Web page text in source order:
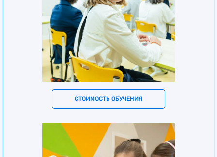
СТОИМОСТЬ ОБУЧЕНИЯ